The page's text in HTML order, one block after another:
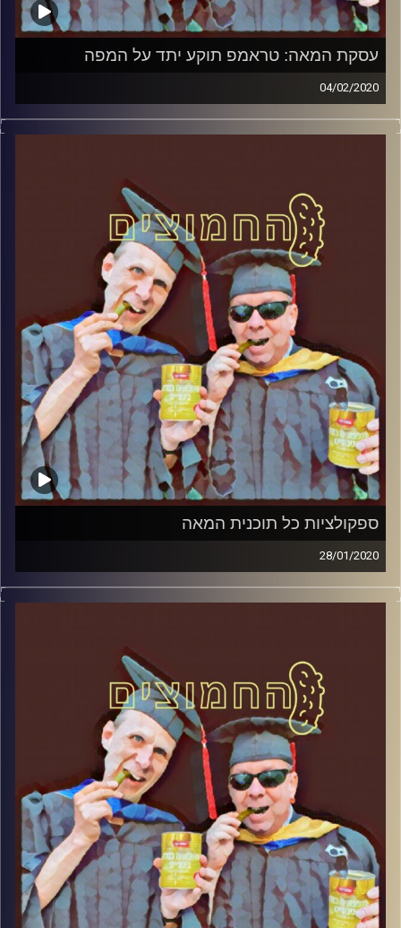
עסקת המאה: טראמפ תוקע יתד על המפה
04/02/2020
החמוצים – בפעם השלישית.
עם פרופסור בועז בן-דוד ופרופסור גלעד
הירשברגר
והפעם: עסקת המאה: טראמפ תוקע יתד על
קרדיט תמונות:AudioVersity
ספקולציות כל תוכנית המאה
28/01/2020
החמוצים – בפעם השלישית.
עם פרופסור בועז בן-דוד ופרופסור גלעד
הירשברגר
והפעם: ספקולציות כל תוכנית המאה
קרדיט תמונות:AudioVersity